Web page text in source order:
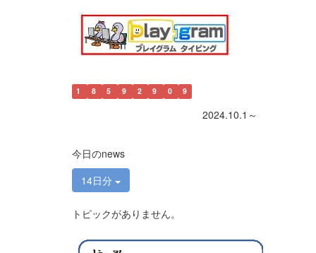
1 8 5 9 2 9 0 9
2024.10.1～
今日のnews
14日分
トピックがありません。